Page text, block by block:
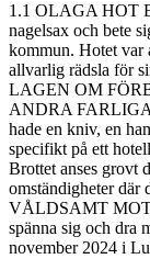
1.1 OLAGA HOT
nagelsax och bete
kommun. Hotet var
allvarlig rädsla för
LAGEN OM
ANDRA
hade en kniv, en
specifikt på ett
Brottet anses grovt
omständigheter där
VÅLDSAMT
spänna sig och dra
november 2024 i